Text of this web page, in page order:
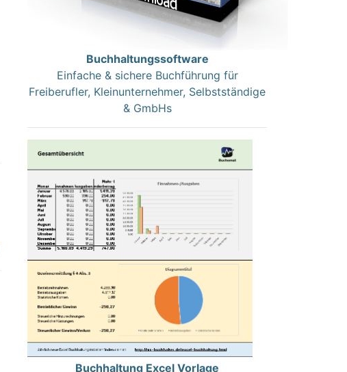
Buchhaltungssoftware
Einfache & sichere Buchführung für
Freiberufler, Kleinunternehmer, Selbstständige
& GmbHs
Buchhaltung Excel Vorlage